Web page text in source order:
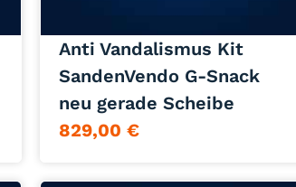
Anti Vandalismus Kit
SandenVendo G-Snack
neu gerade Scheibe
829,00 €